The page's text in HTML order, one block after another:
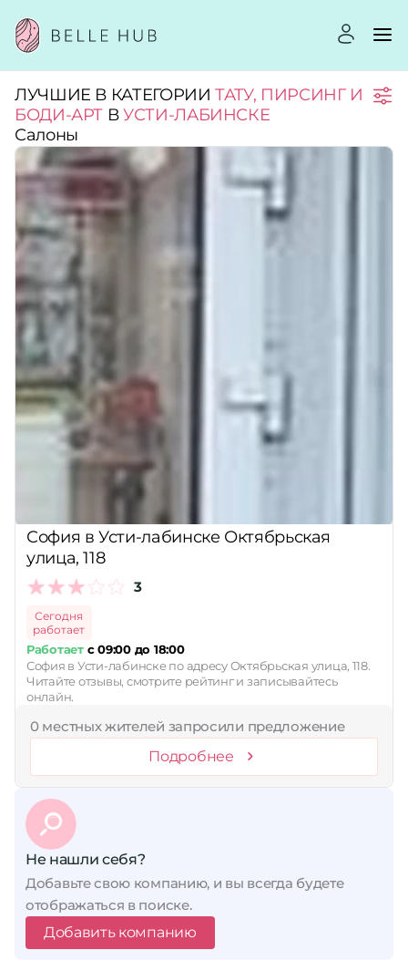
Город:
Категории:
Рейтинг:
Стоимость услуг:
Принимает сертификаты
Применить
ЛУЧШИЕ В КАТЕГОРИИТАТУ, ПИРСИНГ И
БОДИ-АРТ ВУСТИ-ЛАБИНСКЕ
Салоны
София в Усти-лабинске Октябрьская
улица, 118
3
Сегодня
работает
Работаетс 09:00 до 18:00
София в Усти-лабинске по адресу Октябрьская улица, 118.
Читайте отзывы, смотрите рейтинг и записывайтесь
онлайн.
0 местных жителей запросили предложение
Подробнее
Не нашли себя?
Добавьте свою компанию, и вы всегда будете
отображаться в поиске.
Добавить компанию